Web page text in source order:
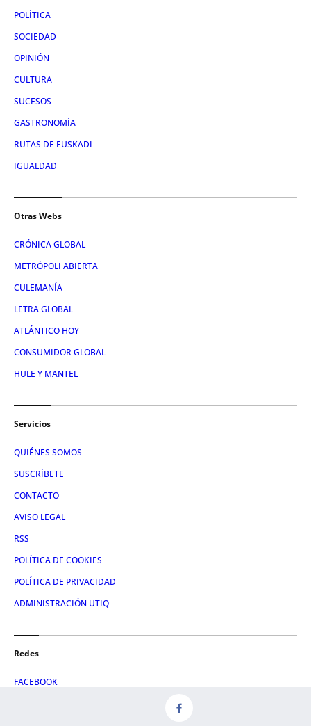
POLÍTICA
SOCIEDAD
OPINIÓN
CULTURA
SUCESOS
GASTRONOMÍA
RUTAS DE EUSKADI
IGUALDAD
Otras Webs
CRÓNICA GLOBAL
METRÓPOLI ABIERTA
CULEMANÍA
LETRA GLOBAL
ATLÁNTICO HOY
CONSUMIDOR GLOBAL
HULE Y MANTEL
Servicios
QUIÉNES SOMOS
SUSCRÍBETE
CONTACTO
AVISO LEGAL
RSS
POLÍTICA DE COOKIES
POLÍTICA DE PRIVACIDAD
ADMINISTRACIÓN UTIQ
Redes
FACEBOOK